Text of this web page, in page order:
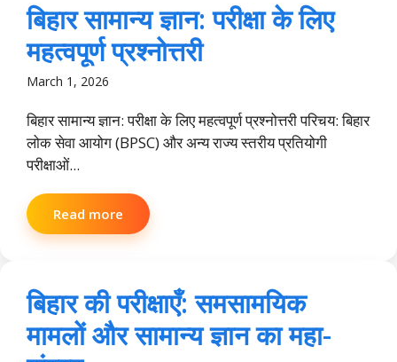
बिहार सामान्य ज्ञान: परीक्षा के लिए
महत्वपूर्ण प्रश्नोत्तरी
March 1, 2026
बिहार सामान्य ज्ञान: परीक्षा के लिए महत्वपूर्ण प्रश्नोत्तरी परिचय: बिहार
लोक सेवा आयोग (BPSC) और अन्य राज्य स्तरीय प्रतियोगी
परीक्षाओं...
Read more
बिहार की परीक्षाएँ: समसामयिक
मामलों और सामान्य ज्ञान का महा-